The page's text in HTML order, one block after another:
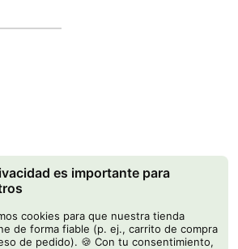
es importante para
cookies para que nuestra tienda
de forma fiable (p. ej., carrito de compra
de pedido). 🍪 Con tu consentimiento,